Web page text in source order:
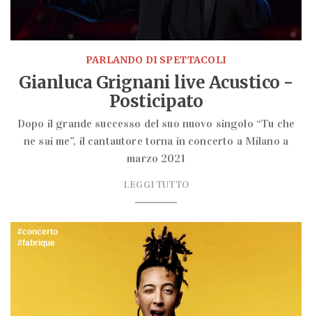
PARLANDO DI SPETTACOLI
Gianluca Grignani live Acustico -
Posticipato
Dopo il grande successo del suo nuovo singolo “Tu che
ne sai me”, il cantautore torna in concerto a Milano a
marzo 2021
LEGGI TUTTO
concerto
fabrique